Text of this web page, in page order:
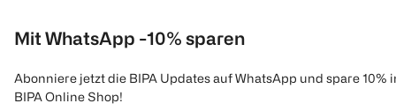
Mit WhatsApp -10% sparen
Abonniere jetzt die BIPA Updates auf WhatsApp und spare 10%
BIPA Online Shop!